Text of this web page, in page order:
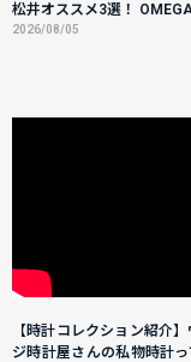
松井オススメ3選！
2026/08/05
【時計コレクション紹介
ジ時計屋さんの私物時計